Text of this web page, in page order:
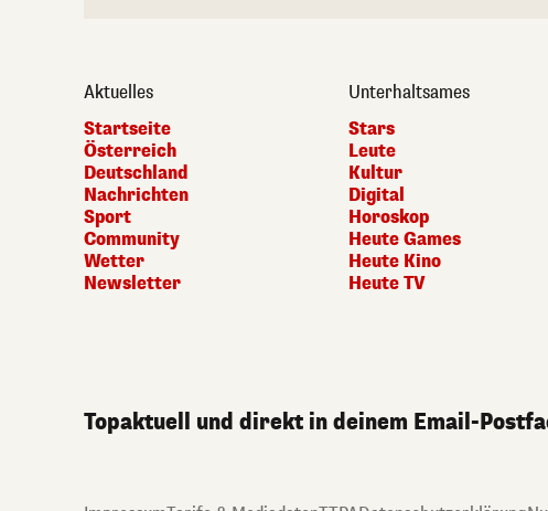
Aktuelles
Startseite
Österreich
Deutschland
Nachrichten
Sport
Community
Wetter
Newsletter
Unterhaltsames
Stars
Leute
Kultur
Digital
Horoskop
Heute Games
Heute Kino
Heute TV
Topaktuell und direkt in deinem Email-